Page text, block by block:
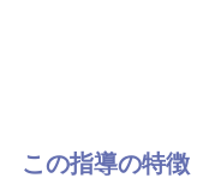
この指導の特徴